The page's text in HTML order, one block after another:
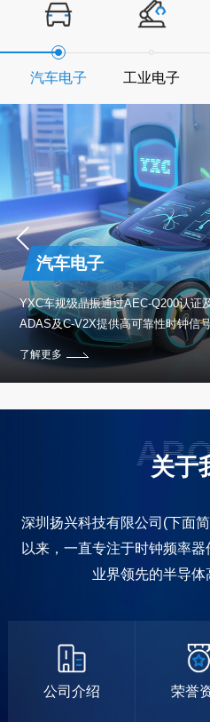
汽车电子 工业电子
汽车电子
YXC车规级晶振通过AEC-Q200认证
ADAS及C-V2X提供高可靠性时钟信
了解更多
关于
深圳扬兴科技有限公司(下面
以来，一直专注于时钟频率
业界领先的半导体
公司介绍 荣誉